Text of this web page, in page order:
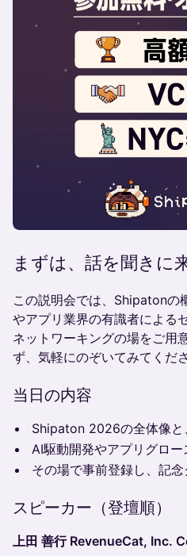
まずは、話を聞きに
この説明会では、Shipatonの
やアプリ業界の有識者による
ネットワーキングの場をご用
ず、気軽にのぞいてみてくださ
当日の内容
Shipaton 2026の全体像と
AI駆動開発やアプリグロ
その場で事前登録し、記念
スピーカー（登壇順）
上田 善行 RevenueCat, Inc.